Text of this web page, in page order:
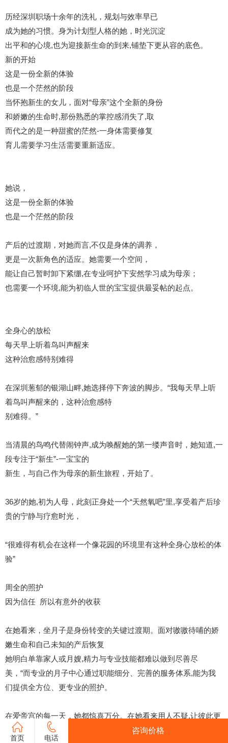
历经深圳职场十余年的洗礼，规划与效率早已
成为她的习惯。身为计划型人格的她，时光沉淀
出平和的心境,也为迎接新生命的到来,铺垫下更从容的底色。
新的开始
这是一份全新的体验
也是一个茫然的阶段
当怀抱新生的女儿，面对“母亲”这个全新的身份
和娇嫩的生命时,那份熟悉的掌控感消失了,取
而代之的是一种甜蜜的茫然-一身体需要修复
育儿需要学习生活需要重新适应。
她说，
这是一份全新的体验
也是一个茫然的阶段
产后的过渡期，对她而言,不仅是身体的调养，
更是一次新角色的适应。她需要一个空间，
能让自己暂时卸下紧绷,在专业呵护下安然学习成为母亲；
也需要一个环境,能为初临人世的宝宝提供最妥帖的起点。
全身心的放松
每天早上听着鸟叫声醒来
这种治愈感特别难得
在深圳葱郁的银湖山畔,她选择停下奔波的脚步。“我每天早上听
着鸟叫声醒来的，这种治愈感特
别难得。”
当清晨的鸟鸣代替闹钟声,成为唤醒她的第一缕声音时，她知道,一
段专注于“新生”-一宝宝的
新生，与自己作为母亲的新生旅程，开始了。
36岁的她,初为人母，此刻正身处一个“天然氧吧”里,享受着产后珍
贵的宁静与疗愈时光，
“很难得有机会在这样一个像花园的环境里有这种全身心放松的体
验”
周全的照护
因为信任 所以有意外的收获
在她看来，坐月子是身份转变的关键过渡期。面对嗷嗷待哺的娇
嫩生命和自己未知的产后恢复
她明白单靠家人或月嫂,精力与专业技能都难以做到尽善尽
美，“而专业的月子中心通过职能细分、完善的服务体系,能为我
们提供全方位、更专业的照护。
在爱帝宫的每一天，她都惊喜万分。在她看来用人不疑,让彼此更
配合,也让自己的月子之旅更加舒心和放心。“作为一个新手妈
首页 电话
咨询价格